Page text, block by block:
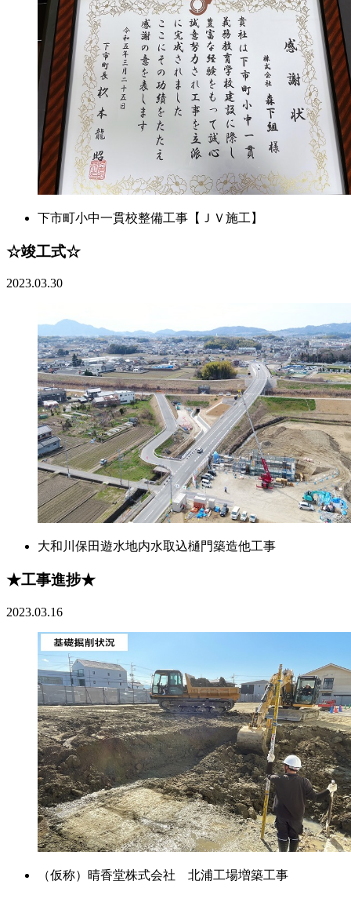
下市町小中一貫校整備工事【ＪＶ施工】
☆竣工式☆
2023.03.30
大和川保田遊水地内水取込樋門築造他工事
★工事進捗★
2023.03.16
（仮称）晴香堂株式会社 北浦工場増築工事